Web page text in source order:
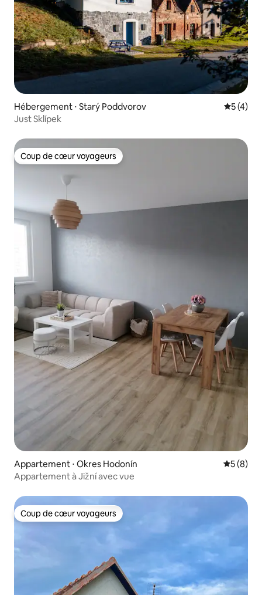
Hébergement ⋅ Starý Poddvorov
5 (4)
Just Sklípek
Coup de cœur voyageurs
Coup de cœur voyageurs
Appartement ⋅ Okres Hodonín
5 (8)
Appartement à Jižní avec vue
Coup de cœur voyageurs
Coup de cœur voyageurs